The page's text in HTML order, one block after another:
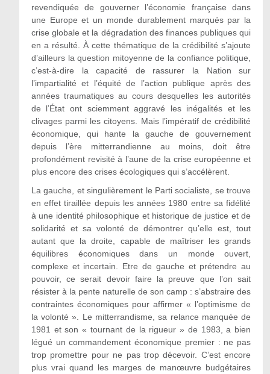
revendiquée de gouverner l’économie française dans
une Europe et un monde durablement marqués par la
crise globale et la dégradation des finances publiques qui
en a résulté. À cette thématique de la crédibilité s’ajoute
d’ailleurs la question mitoyenne de la confiance politique,
c’est-à-dire la capacité de rassurer la Nation sur
l’impartialité et l’équité de l’action publique après des
années traumatiques au cours desquelles les autorités
de l’État ont sciemment aggravé les inégalités et les
clivages parmi les citoyens. Mais l’impératif de crédibilité
économique, qui hante la gauche de gouvernement
depuis l’ère mitterrandienne au moins, doit être
profondément revisité à l’aune de la crise européenne et
plus encore des crises écologiques qui s’accélèrent.
La gauche, et singulièrement le Parti socialiste, se trouve
en effet tiraillée depuis les années 1980 entre sa fidélité
à une identité philosophique et historique de justice et de
solidarité et sa volonté de démontrer qu’elle est, tout
autant que la droite, capable de maîtriser les grands
équilibres économiques dans un monde ouvert,
complexe et incertain. Etre de gauche et prétendre au
pouvoir, ce serait devoir faire la preuve que l’on sait
résister à la pente naturelle de son camp : s’abstraire des
contraintes économiques pour affirmer « l’optimisme de
la volonté ». Le mitterrandisme, sa relance manquée de
1981 et son « tournant de la rigueur » de 1983, a bien
légué un commandement économique premier : ne pas
trop promettre pour ne pas trop décevoir. C’est encore
plus vrai quand les marges de manœuvre budgétaires